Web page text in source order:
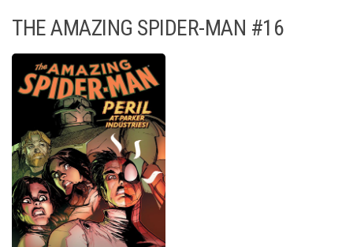
THE AMAZING SPIDER-MAN #16